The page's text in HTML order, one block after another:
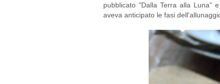
pubblicato "Dalla Terra alla Luna"
aveva anticipato le fasi